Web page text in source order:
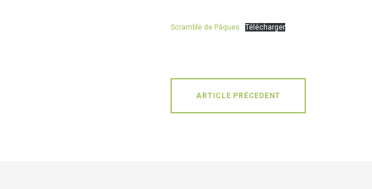
Scramble de Pâques Télécharger
ARTICLE PRÉCEDENT